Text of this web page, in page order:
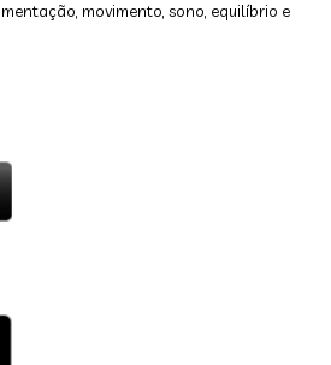
movimento, sono, equilíbrio e